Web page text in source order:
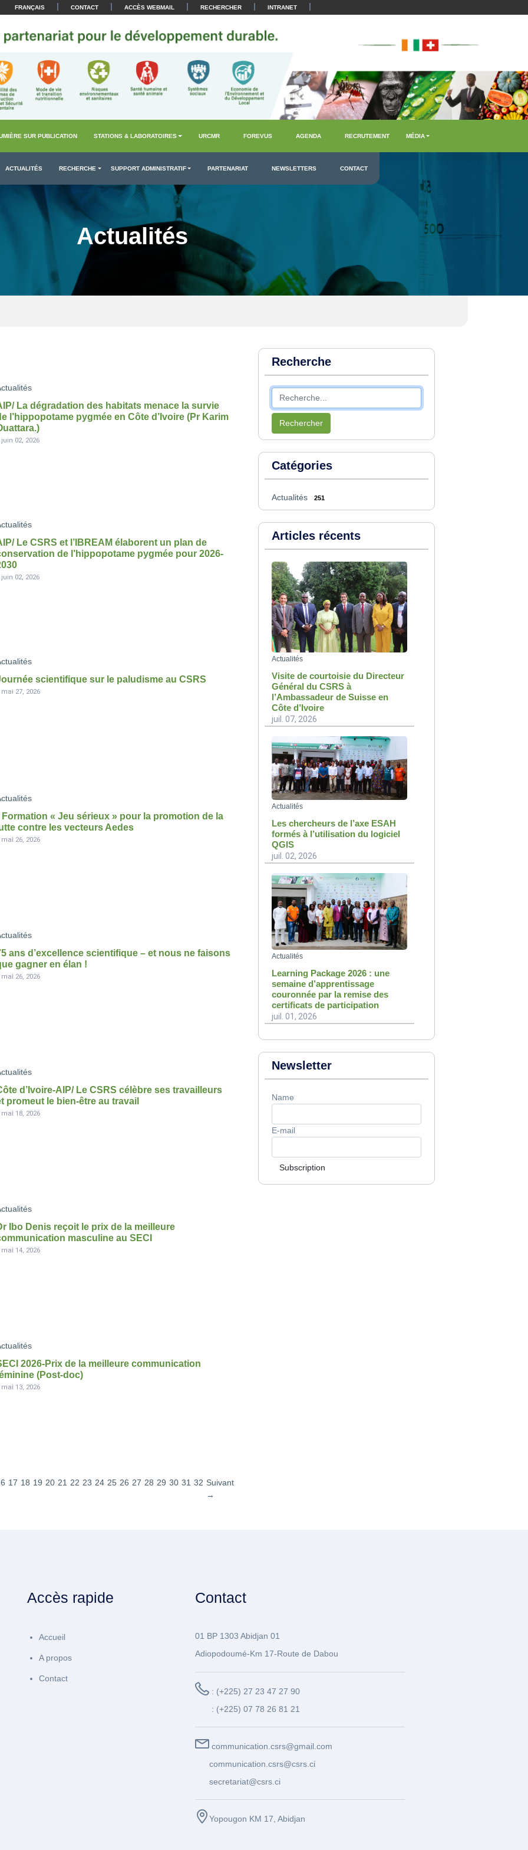
FRANÇAIS | CONTACT | ACCÈS WEBMAIL | RECHERCHER | INTRANET |
SUR PUBLICATION STATIONS & LABORATOIRES URCMR FOREVUS AGENDA RECRUTEMENT MÉDIA
ACTUALITÉS RECHERCHE SUPPORT ADMINISTRATIF PARTENARIAT NEWSLETTERS CONTACT
Actualités
La dégradation des habitats menace la survie
l’hippopotame pygmée en Côte d’Ivoire (Pr Karim
juin 02, 2026
Le CSRS et l’IBREAM élaborent un plan de
de l’hippopotame pygmée pour 2026-
juin 02, 2026
scientifique sur le paludisme au CSRS
mai 27, 2026
Formation « Jeu sérieux » pour la promotion de la
contre les vecteurs Aedes
mai 26, 2026
ans d’excellence scientifique – et nous ne faisons
gagner en élan !
mai 26, 2026
d’Ivoire-AIP/ Le CSRS célèbre ses travailleurs
promeut le bien-être au travail
mai 18, 2026
Ibo Denis reçoit le prix de la meilleure
masculine au SECI
mai 14, 2026
2026-Prix de la meilleure communication
(Post-doc)
mai 13, 2026
17 18 19 20 21 22 23 24 25 26 27 28 29 30 31 32 Suivant
→
Recherche
Rechercher
Catégories
Actualités 251
Articles récents
Actualités
Visite de courtoisie du Directeur
Général du CSRS à
l’Ambassadeur de Suisse en
Côte d’Ivoire
juil. 07, 2026
Actualités
Les chercheurs de l’axe ESAH
formés à l’utilisation du logiciel
QGIS
juil. 02, 2026
Actualités
Learning Package 2026 : une
semaine d’apprentissage
couronnée par la remise des
certificats de participation
juil. 01, 2026
Newsletter
Name
E-mail
Subscription
Accès rapide
Accueil
A propos
Contact
Contact
01 BP 1303 Abidjan 01
Adiopodoumé-Km 17-Route de Dabou
: (+225) 27 23 47 27 90
: (+225) 07 78 26 81 21
communication.csrs@gmail.com
communication.csrs@csrs.ci
secretariat@csrs.ci
Yopougon KM 17, Abidjan